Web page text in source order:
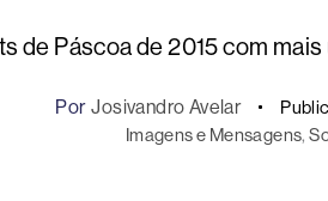
de Páscoa de 2015 com
Por Josivandro Avelar
Imagens e Mensagens,